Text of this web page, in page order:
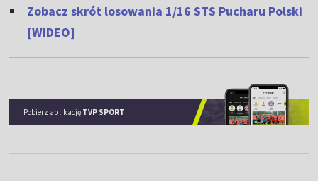
Zobacz skrót losowania 1/16 STS Pucharu Polski
[WIDEO]
Pobierz aplikację TVP SPORT